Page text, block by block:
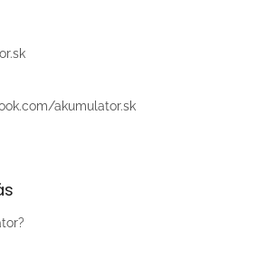
akumulator.sk